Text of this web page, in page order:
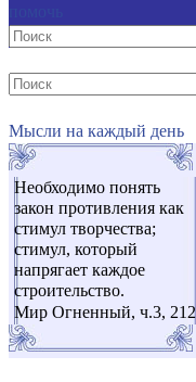
Мысли на каждый день
Необходимо понять
закон противления как
стимул творчества;
стимул, который
напрягает каждое
строительство.
Мир Огненный, ч.3, 212